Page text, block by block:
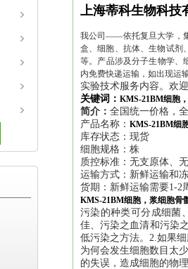
上海蒂科生物科技
我公司——依托复旦大学，
盒、细胞、抗体、生物试剂
等。产品涉及分子生物学、
内免费快递运输，如出现运
实验技术服务内容。欢
关键词： KMS-21BM细胞
简介： 全国统一价格，
产品名称： KMS-21BM细
库存状态：现货
细胞规格：株
质控标准：无支原体、
运输方式：新鲜运输和
货期：新鲜运输需要1-2
KMS-21BM细胞，浆细胞骨
污染的种类可分成细菌
佳、污染之血清和污染
低污染之方法。2.如果
为何会发生细胞数目太
的失误，造成细胞的物